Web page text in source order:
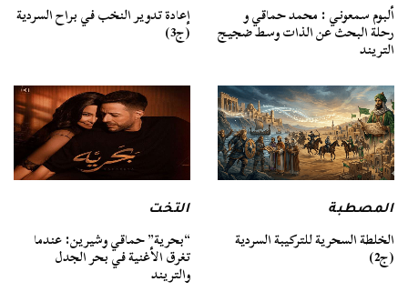
ألبوم سمعوني : محمد حماقي و
رحلة البحث عن الذات وسط ضجيج
التريند
إعادة تدوير النخب في براح السردية
(ج3)
المصطبة
الخلطة السحرية للتركيبة السردية
(ج2)
التخت
“بحرية” حماقي وشيرين: عندما
تغرق الأغنية في بحر الجدل
والتريند